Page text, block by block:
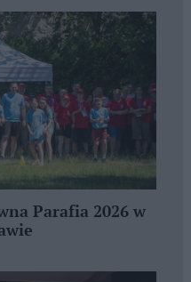
Parafia 2026 w